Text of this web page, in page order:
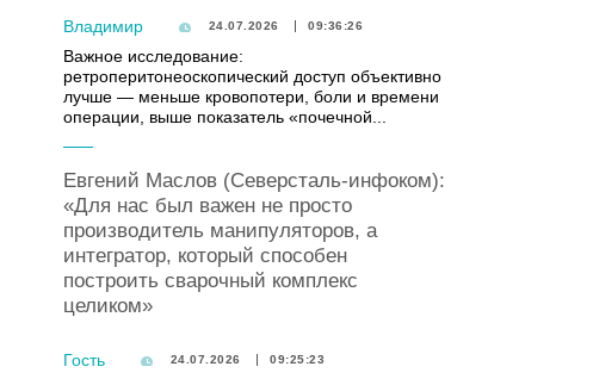
Владимир 24.07.2026 09:36:26
Важное исследование:
ретроперитонеоскопический доступ объективно
лучше — меньше кровопотери, боли и времени
операции, выше показатель «почечной...
Евгений Маслов (Северсталь-инфоком):
«Для нас был важен не просто
производитель манипуляторов, а
интегратор, который способен
построить сварочный комплекс
целиком»
Гость 24.07.2026 09:25:23